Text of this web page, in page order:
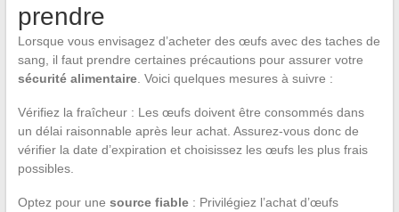
prendre
Lorsque vous envisagez d’acheter des œufs avec des taches de
sang, il faut prendre certaines précautions pour assurer votre
sécurité alimentaire. Voici quelques mesures à suivre :
Vérifiez la fraîcheur : Les œufs doivent être consommés dans
un délai raisonnable après leur achat. Assurez-vous donc de
vérifier la date d’expiration et choisissez les œufs les plus frais
possibles.
Optez pour une source fiable: Privilégiez l’achat d’œufs